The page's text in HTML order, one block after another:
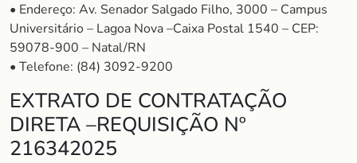
• Endereço: Av. Senador Salgado Filho, 3000 – Campus
Universitário – Lagoa Nova –Caixa Postal 1540 – CEP:
59078-900 – Natal/RN
• Telefone: (84) 3092-9200
EXTRATO DE CONTRATAÇÃO
DIRETA –REQUISIÇÃO Nº
216342025